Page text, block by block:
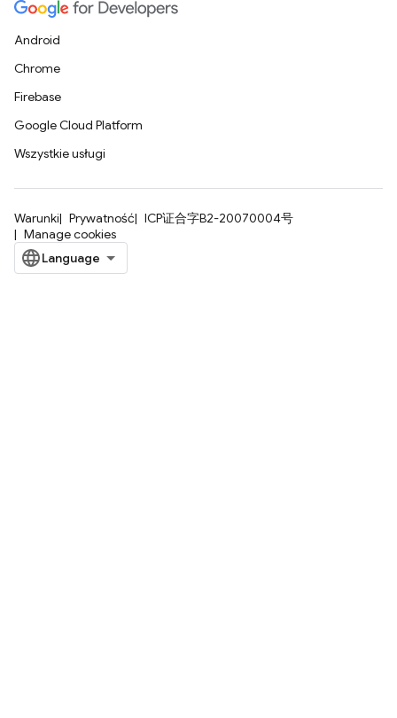
Android
Chrome
Firebase
Google Cloud Platform
Wszystkie usługi
Warunki Prywatność
ICP证合字B2-20070004号
Manage cookies